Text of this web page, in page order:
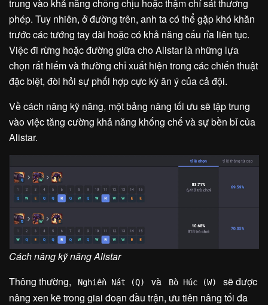
trung vào khả năng chống chịu hoặc thậm chí sát thương
phép. Tuy nhiên, ở đường trên, anh ta có thể gặp khó khăn
trước các tướng tay dài hoặc có khả năng cấu rỉa liên tục.
Việc đi rừng hoặc đường giữa cho Alistar là những lựa
chọn rất hiếm và thường chỉ xuất hiện trong các chiến thuật
đặc biệt, đòi hỏi sự phối hợp cực kỳ ăn ý của cả đội.
Về cách nâng kỹ năng, một bảng nâng tối ưu sẽ tập trung
vào việc tăng cường khả năng khống chế và sự bền bỉ của
Alistar.
Cách nâng kỹ năng Alistar
Thông thường,
Nghiền Nát (Q) và Bò Húc (W)
sẽ được
nâng xen kẽ trong giai đoạn đầu trận, ưu tiên nâng tối đa